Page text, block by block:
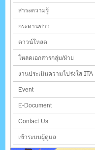
สาระความรู้
กระดานข่าว
ดาวน์โหลด
โหลดเอกสารกลุ่ม/ฝ่าย
งานประเมินความโปร่งใส ITA
Event
E-Document
Contact Us
เข้าระบบผู้ดูแล